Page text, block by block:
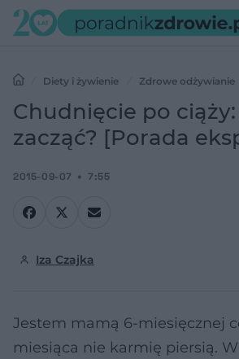
Diety i żywienie Zdrowe odżywianie
kiedy zacząć? [Porada eksperta]
Chudnięcie po
zacząć? [Porada
2015-09-07 7:55
Iza Czajka
Jestem mamą 6-miesięcznej
miesiąca nie karmię piersią.